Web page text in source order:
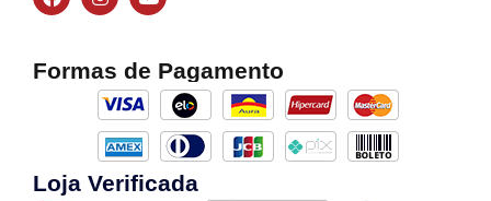
Formas de Pagamento
Loja Verificada